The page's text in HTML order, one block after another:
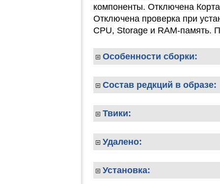
компоненты. Отключена
Отключена проверка при
CPU, Storage и RAM-память.
Особенности сборки:
Состав редкций в образе:
Твики:
Удалено:
Установка: